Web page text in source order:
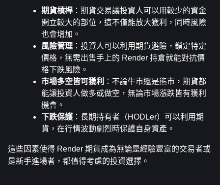
期貨槓桿 ：期貨交易讓投資人可以用較少的資金
開立較大的部位，這不僅能放大獲利，同時風險
也會增加。
風險管理 ：投資人可以利用期貨避險，鎖定特定
價格，無需出售手上的 Render 持倉就能對抗價
格下跌風險。
市場多空皆可獲利
：不論牛市還是熊市，期貨都
能讓投資人做多或做空，無論市場漲跌皆有獲利
機會。
下跌保護 ：長期持有者（HODLer）可以利用期
貨，在行情波動劇烈時保護自身資產。
這些因素使得 Render 期貨成為無論是經驗豐富的交易者或
是新手進場者，都值得考慮的投資選擇。